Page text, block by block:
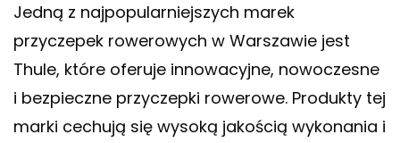
Jedną z najpopularniejszych marek
przyczepek rowerowych w Warszawie jest
Thule, które oferuje innowacyjne, nowoczesne
i bezpieczne przyczepki rowerowe. Produkty tej
marki cechują się wysoką jakością wykonania i